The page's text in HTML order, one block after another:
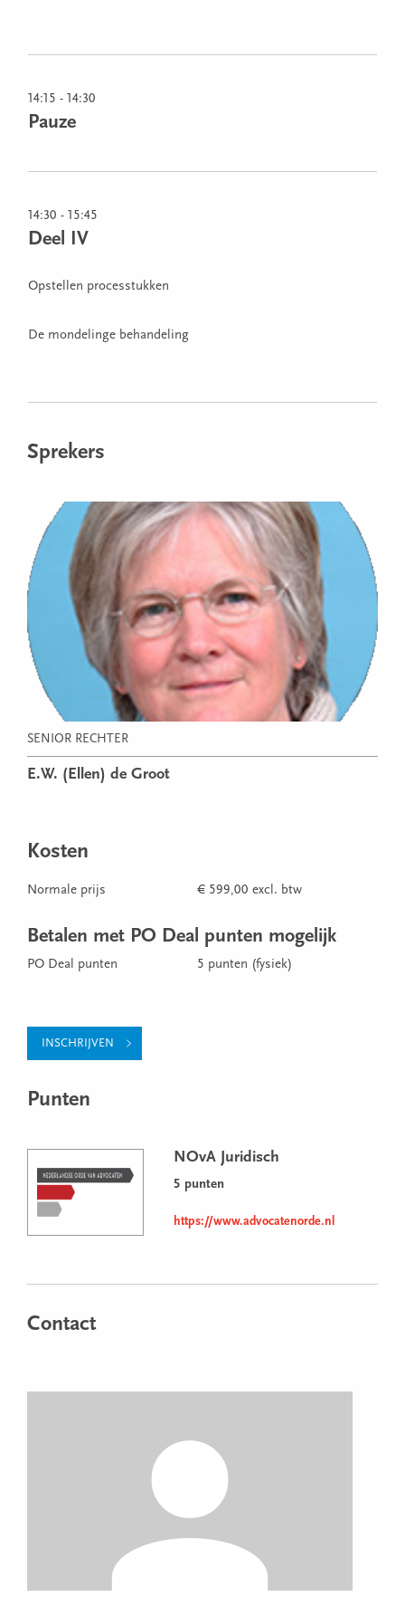
14:15 - 14:30
Pauze
14:30 - 15:45
Deel IV
Opstellen processtukken
De mondelinge behandeling
Sprekers
SENIOR RECHTER
E.W. (Ellen) de Groot
Kosten
Normale prijs € 599,00 excl. btw
Betalen met PO Deal punten mogelijk
PO Deal punten 5 punten (fysiek)
INSCHRIJVEN
Punten
NOvA Juridisch
5 punten
https://www.advocatenorde.nl
Contact